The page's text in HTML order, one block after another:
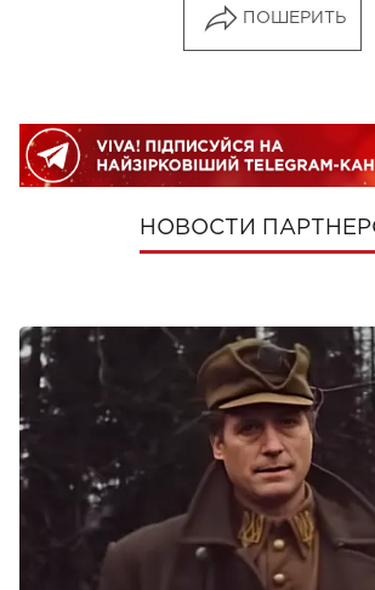
ПОШЕРИТЬ
НОВОСТИ